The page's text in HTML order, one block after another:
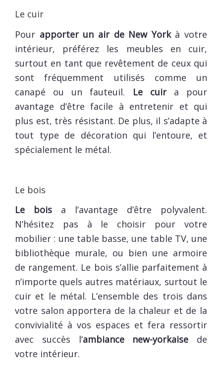
Le cuir
Pour apporter un air de New Yorkà votre
intérieur, préférez les meubles en cuir,
surtout en tant que revêtement de ceux qui
sont fréquemment utilisés comme un
canapé ou un fauteuil.
Le cuira pour
avantage d’être facile à entretenir et qui
plus est, très résistant. De plus, il s’adapte à
tout type de décoration qui l’entoure, et
spécialement le métal.
Le bois
Le bois a l’avantage d’être polyvalent.
N’hésitez pas à le choisir pour votre
mobilier : une table basse, une table TV, une
bibliothèque murale, ou bien une armoire
de rangement. Le bois s’allie parfaitement à
n’importe quels autres matériaux, surtout le
cuir et le métal. L’ensemble des trois dans
votre salon apportera de la chaleur et de la
convivialité à vos espaces et fera ressortir
avec succès l’ambiance new-yorkaise de
votre intérieur.